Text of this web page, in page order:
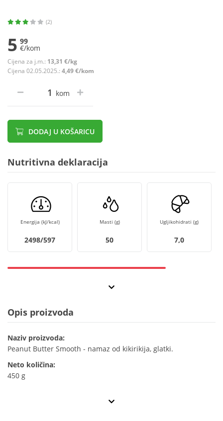
(2)
5 99
€/kom
Cijena za j.m.: 13,31 €/kg
Cijena 02.05.2025.: 4,49 €/kom
kom
DODAJ U KOŠARICU
Nutritivna deklaracija
Energija (kJ/kcal)
2498/597
Masti (g)
50
Ugljikohidrati (g)
7,0
Opis proizvoda
Naziv proizvoda:
Peanut Butter Smooth - namaz od kikirikija, glatki.
Neto količina:
450 g